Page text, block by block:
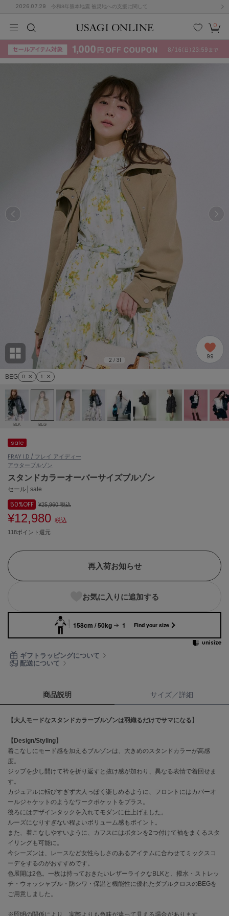
2026.07.29 令和8年熊本地震 被災地への支援に関して
検索
お気
に入
カー
ト
0
KIDSBABYBEAUTYLIFE STYLE
(715)
ョン雑貨 (865)
/ランジェリー (127)
ェア (121)
(124)
KIDSBABYBEAUTYLIFE STYLE
F G
S U
Z
その
他
ACYM
アシーム
adidas by Stella McCartney
アディダス バイ ステラマッカートニー
ALLISON BROWN
アリソンブラウン
Ame no chi Hare
アメノチハレ
AMOMMA
アモマ
ánuans
アニュアンス
ànuke
アンヌーク
ASICS
アシックス
Ballelite
バレリット
バンドリヤー
Barbour
バブアー
ビヨンドクローゼット
Calvin Klein
カルバン・クライン
セロン
Clarks Premium
クラークス
CODE A
コードエー
COLE HAAN
コール ハーン
CONVERSE
コンバース
DANSKIN
ダンスキン
BEG 0: ✕ 1 : ✕
2 / 31 99
BLK BEG
sale
FRAY I.D / フレイ アイディー
アウターブルゾン
スタンドカラーオーバーサイズブルゾン
セール│sale
50%OFF ¥25,960税込
¥12,980 税込
118ポイント還元
再入荷お知らせ
お気に入りに追加する
158cm / 50kg 1 Find your size
ギフトラッピングについて
配送について
商品説明 サイズ／詳細
【大人モードなスタンドカラーブルゾンは羽織るだけでサマになる】
【Design/Styling】
着こなしにモード感を加えるブルゾンは、大きめのスタンドカラーが高感
度。
ジップを少し開けて衿を折り返すと抜け感が加わり、異なる表情で着回せま
す。
カジュアルに転びすぎず大人っぽく楽しめるように、フロントにはカバーオ
ールジャケットのようなワークポケットをプラス。
後ろにはデザインタックを入れてモダンに仕上げました。
ルーズになりすぎない程よいボリューム感もポイント。
また、着こなしやすいように、カフスにはボタンを2つ付けて袖をまくるスタ
イリングも可能に。
今シーズンは、レースなど女性らしさのあるアイテムに合わせてミックスコ
ーデをするのがおすすめです。
色展開は2色。一枚は持っておきたいレザーライクなBLKと、撥水・ストレッ
チ・ウォッシャブル・防シワ・保温と機能性に優れたダブルクロスのBEGを
ご用意しました。
※照明の関係により、実際よりも色味が違って見える場合があります。